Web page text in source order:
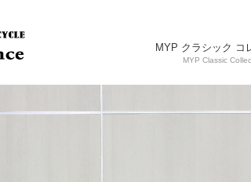
MYP クラシック コ
MYP Classic